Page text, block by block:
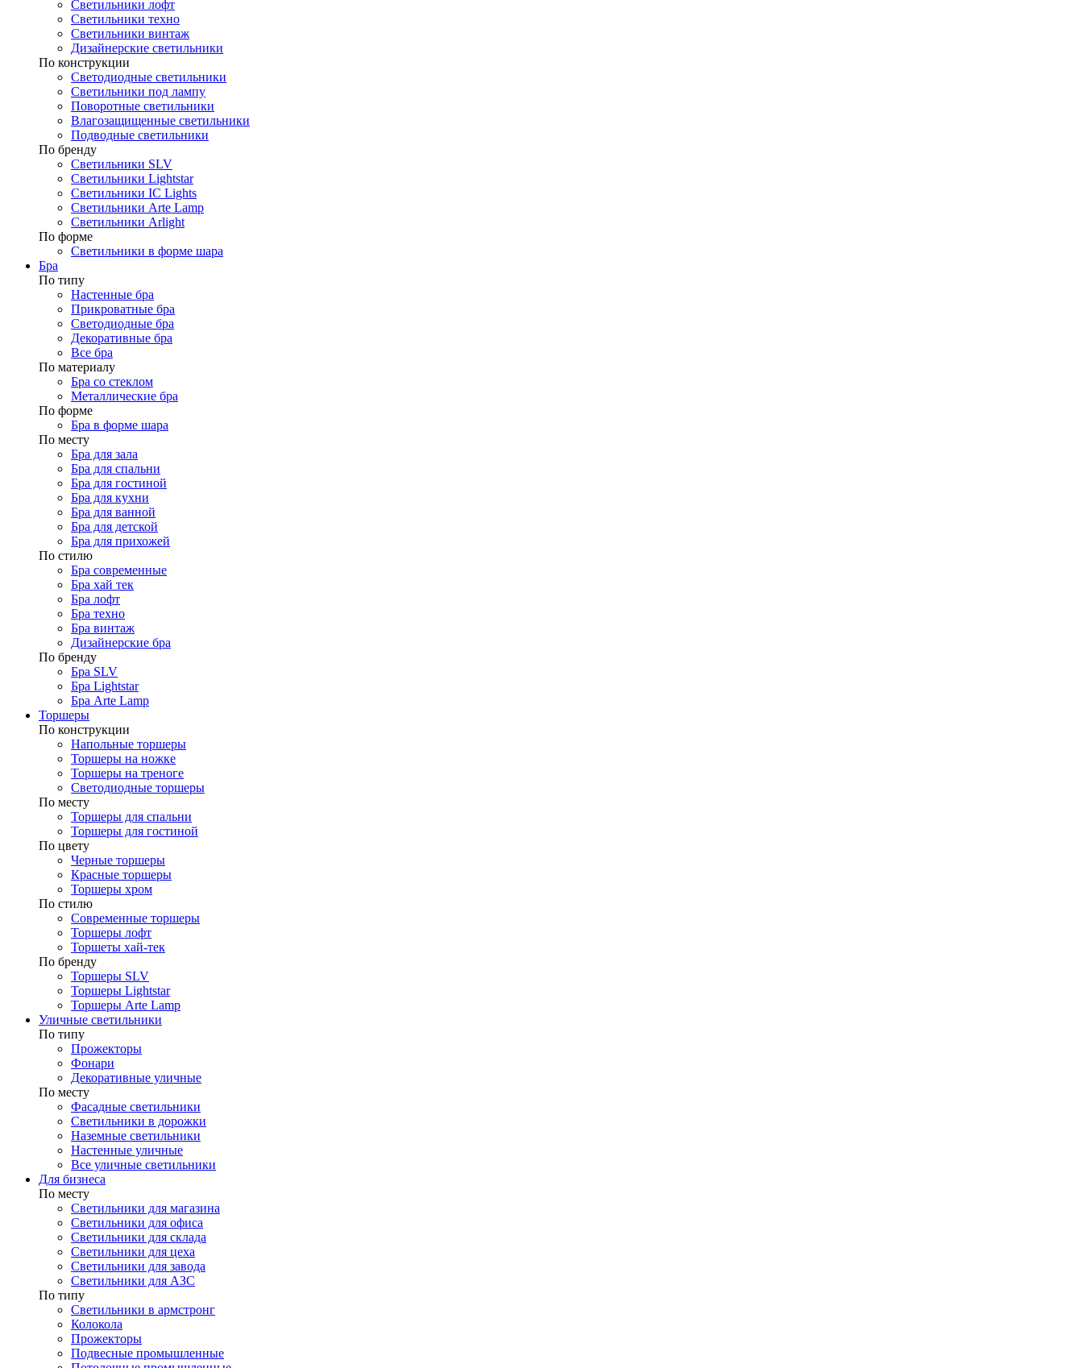
Светильники лофт
Светильники техно
Светильники винтаж
Дизайнерские светильники
По конструкции
Светодиодные светильники
Светильники под лампу
Поворотные светильники
Влагозащищенные светильники
Подводные светильники
По бренду
Светильники SLV
Светильники Lightstar
Светильники IC Lights
Светильники Arte Lamp
Светильники Arlight
По форме
Светильники в форме шара
Бра
По типу
Настенные бра
Прикроватные бра
Светодиодные бра
Декоративные бра
Все бра
По материалу
Бра со стеклом
Металлические бра
По форме
Бра в форме шара
По месту
Бра для зала
Бра для спальни
Бра для гостиной
Бра для кухни
Бра для ванной
Бра для детской
Бра для прихожей
По стилю
Бра современные
Бра хай тек
Бра лофт
Бра техно
Бра винтаж
Дизайнерские бра
По бренду
Бра SLV
Бра Lightstar
Бра Arte Lamp
Торшеры
По конструкции
Напольные торшеры
Торшеры на ножке
Торшеры на треноге
Светодиодные торшеры
По месту
Торшеры для спальни
Торшеры для гостиной
По цвету
Черные торшеры
Красные торшеры
Торшеры хром
По стилю
Современные торшеры
Торшеры лофт
Торшеты хай-тек
По бренду
Торшеры SLV
Торшеры Lightstar
Торшеры Arte Lamp
Уличные светильники
По типу
Прожекторы
Фонари
Декоративные уличные
По месту
Фасадные светильники
Светильники в дорожки
Наземные светильники
Настенные уличные
Все уличные светильники
Для бизнеса
По месту
Светильники для магазина
Светильники для офиса
Светильники для склада
Светильники для цеха
Светильники для завода
Светильники для АЗС
По типу
Светильники в армстронг
Колокола
Прожекторы
Подвесные промышленные